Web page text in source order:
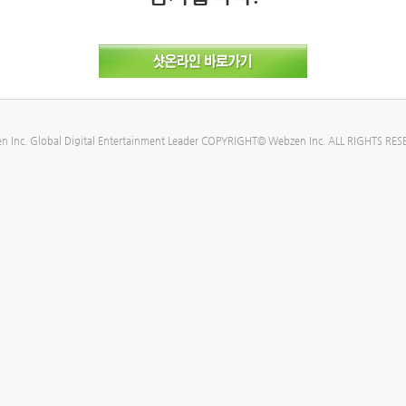
Inc. Global Digital Entertainment Leader COPYRIGHT© Webzen Inc. ALL RIGHTS